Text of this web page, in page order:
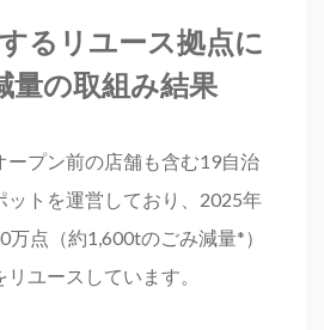
るリユース拠点に
量の取組み結果
ープン前の店舗も含む19自治
ットを運営しており、2025年
点（約1,600tのごみ減量*）
ユースしています。